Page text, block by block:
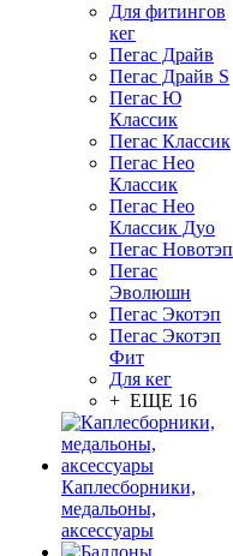
Для фитингов
кег
Пегас Драйв
Пегас Драйв S
Пегас Ю
Классик
Пегас Классик
Пегас Нео
Классик
Пегас Нео
Классик Дуо
Пегас Новотэп
Пегас
Эволюшн
Пегас Экотэп
Пегас Экотэп
Фит
Для кег
+ ЕЩЕ 16
Каплесборники,
медальоны,
аксессуары